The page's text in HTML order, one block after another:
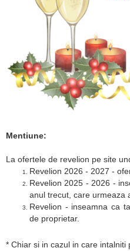
Mentiune:
La ofertele de revelion pe site
Revelion 2026 - 2027 -
Revelion 2025 - 2026 -
anul trecut, care urmeaza
Revelion - inseamna ca
de proprietar.
* Chiar si in cazul in care